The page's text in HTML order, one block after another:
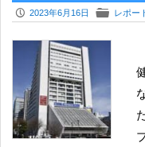
P 2023年6月16日 F レポー